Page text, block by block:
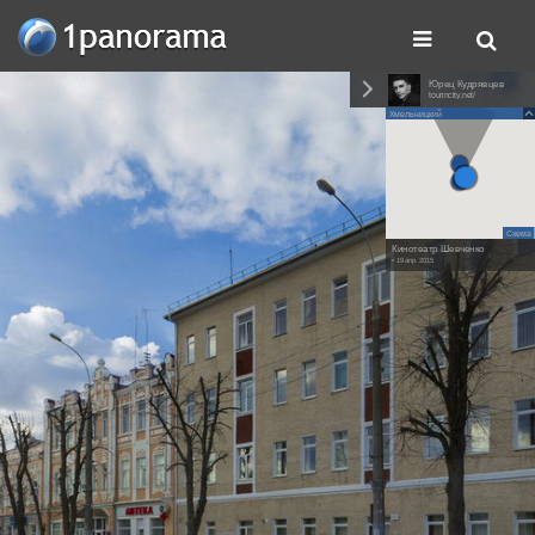
Юрец Кудрявцев
tourincity.net/
Хмельницкий
Схема
Кинотеатр Шевченко
• 19 апр. 2015